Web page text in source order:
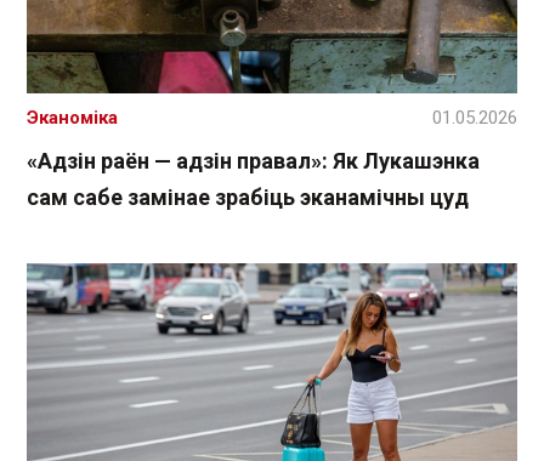
«Адзін раён — адзін правал»: Як Лукашэнка
сам сабе замінае зрабіць эканамічны цуд
Эканоміка 01.05.2026